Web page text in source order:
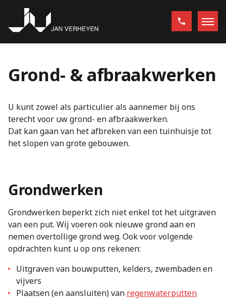
Grond- & afbraakwerken
U kunt zowel als particulier als aannemer bij ons
terecht voor uw grond- en afbraakwerken.
Dat kan gaan van het afbreken van een tuinhuisje tot
het slopen van grote gebouwen.
Grondwerken
Grondwerken beperkt zich niet enkel tot het uitgraven
van een put. Wij voeren ook nieuwe grond aan en
nemen overtollige grond weg. Ook voor volgende
opdrachten kunt u op ons rekenen:
Uitgraven van bouwputten, kelders, zwembaden en
vijvers
Plaatsen (en aansluiten) van regenwaterputten